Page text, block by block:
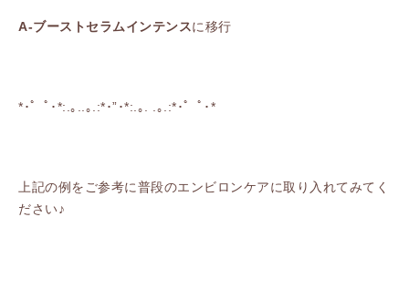
A-ブーストセラムインテンスに移行
*･゜ﾟ･*:.｡..｡.:*･”･*:.｡. .｡.:*･゜ﾟ･*
上記の例をご参考に普段のエンビロンケアに取り入れてみてく
ださい♪